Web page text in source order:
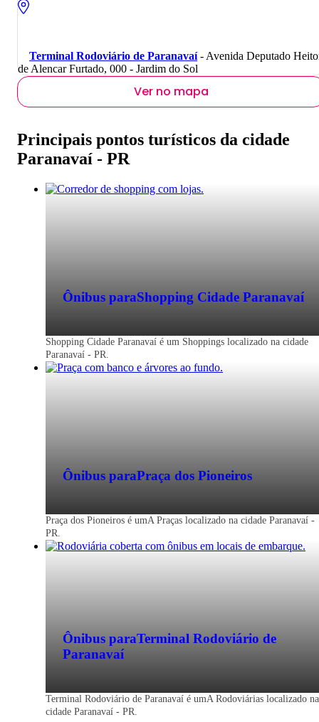
Terminal Rodoviário de Paranavaí- Avenida Deputado
de Alencar Furtado, 000 - Jardim do Sol
Ver no mapa
Principais pontos turísticos da cidade
Paranavaí - PR
Ônibus paraShopping Cidade Paranavaí
Shopping Cidade Paranavaí é um Shoppings localizado na cidade
Paranavaí - PR.
Ônibus paraPraça dos Pioneiros
Praça dos Pioneiros é umA Praças localizado na cidade Paranavaí -
PR.
Ônibus paraTerminal Rodoviário de
Paranavaí
Terminal Rodoviário de Paranavaí é umA Rodoviárias localizado na
cidade Paranavaí - PR.